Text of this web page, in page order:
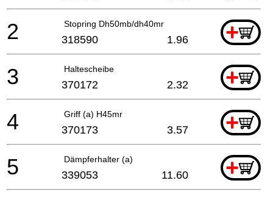
Stopring Dh50mb/dh40mr +
2 318590 1.96
Haltescheibe +
3 370172 2.32
Griff (a) H45mr +
4 370173 3.57
Dämpferhalter (a) +
5 339053 11.60